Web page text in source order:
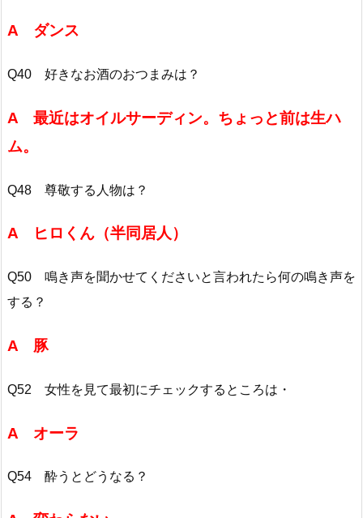
A ダンス
Q40 好きなお酒のおつまみは？
A 最近はオイルサーディン。ちょっと前は生ハ
ム。
Q48 尊敬する人物は？
A ヒロくん（半同居人）
Q50 鳴き声を聞かせてくださいと言われたら何の鳴き声を
する？
A 豚
Q52 女性を見て最初にチェックするところは・
A オーラ
Q54 酔うとどうなる？